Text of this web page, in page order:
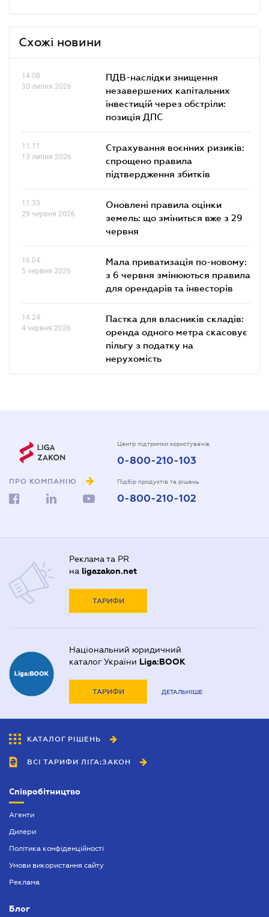
Схожі новини
14.08
30 липня 2026
ПДВ-наслідки знищення
незавершених капітальних
інвестицій через обстріли:
позиція ДПС
11.11
13 липня 2026
Страхування воєнних ризиків:
спрощено правила
підтвердження збитків
11.33
29 червня 2026
Оновлені правила оцінки
земель: що зміниться вже з 29
червня
16.04
5 червня 2026
Мала приватизація по-новому:
з 6 червня змінюються правила
для орендарів та інвесторів
14.24
4 червня 2026
Пастка для власників складів:
оренда одного метра скасовує
пільгу з податку на
нерухомість
ПРО КОМПАНІЮ
Центр підтримки користувачів
0-800-210-103
Підбір продуктів та рішень
0-800-210-102
Реклама та PR
на ligazakon.net
ТАРИФИ
Національний юридичний
каталог України Liga:BOOK
ТАРИФИ ДЕТАЛЬНІШЕ
КАТАЛОГ РІШЕНЬ
ВСІ ТАРИФИ ЛІГА:ЗАКОН
Співробітництво
Агенти
Дилери
Політика конфіденційності
Умови використання сайту
Реклама
Блог